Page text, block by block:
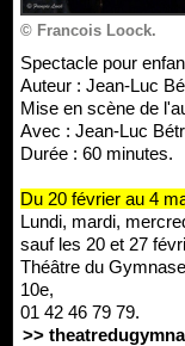
© Francois Loock.
Spectacle pour
Auteur : Jean-Luc
Mise en scène de
Avec : Jean-Luc
Durée : 60 minutes.
Du 20 février au 4
Lundi, mardi,
sauf les 20 et 27
Théâtre du
10e,
01 42 46 79 79.
>>